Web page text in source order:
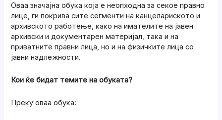
Оваа значајна обука која е неопходна за секое правно
лице, ги покрива сите сегменти на канцелариското и
архивското работење, како на имателите на јавен
архивски и документарен материјал, така и на
приватните правни лица, но и на физичките лица со
јавни надлежности.
Кои ќе бидат темите на обуката?
Преку оваа обука: